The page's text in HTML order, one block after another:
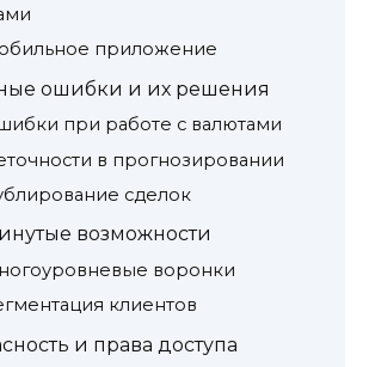
приложение
ошибки и их решения
при работе с валютами
в прогнозировании
сделок
возможности
воронки
клиентов
и права доступа